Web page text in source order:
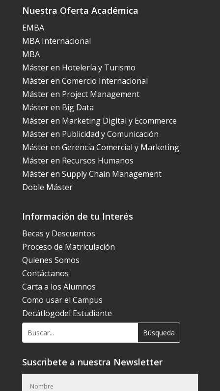
Nuestra Oferta Académica
EMBA
MBA Internacional
MBA
Máster en Hotelería y Turismo
Máster en Comercio Internacional
Máster en Project Management
Máster en Big Data
Máster en Marketing Digital y Ecommerce
Máster en Publicidad y Comunicación
Máster en Gerencia Comercial y Marketing
Máster en Recursos Humanos
Máster en Supply Chain Management
Doble Máster
Información de tu Interés
Becas y Descuentos
Proceso de Matriculación
Quienes Somos
Contáctanos
Carta a los Alumnos
Como usar el Campus
Decátlogodel Estudiante
Suscribete a nuestra Newsletter